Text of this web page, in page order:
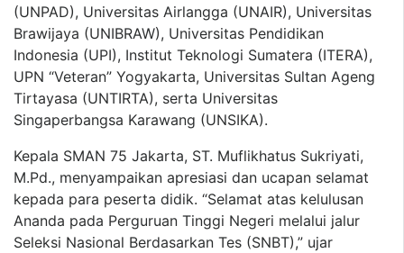
(UNPAD), Universitas Airlangga (UNAIR), Universitas
Brawijaya (UNIBRAW), Universitas Pendidikan
Indonesia (UPI), Institut Teknologi Sumatera (ITERA),
UPN “Veteran” Yogyakarta, Universitas Sultan Ageng
Tirtayasa (UNTIRTA), serta Universitas
Singaperbangsa Karawang (UNSIKA).
Kepala SMAN 75 Jakarta, ST. Muflikhatus Sukriyati,
M.Pd., menyampaikan apresiasi dan ucapan selamat
kepada para peserta didik. “Selamat atas kelulusan
Ananda pada Perguruan Tinggi Negeri melalui jalur
Seleksi Nasional Berdasarkan Tes (SNBT),” ujar